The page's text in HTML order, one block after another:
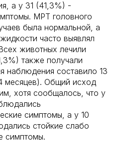
а у 31 (41,3%) -
МРТ головного
была нормальной, а
часто выявлял
животных лечили
также получали
наблюдения составило 13
месяцев). Общий исход
хотя сообщалось, что у
симптомы, а у 10
стойкие слабо
симптомы.